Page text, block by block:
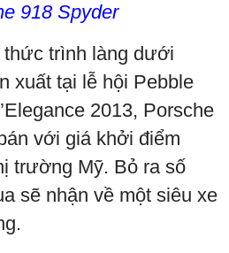
918 Spyder
thức trình làng dưới
xuất tại lễ hội Pebble
2013, Porsche
với giá khởi điểm
trường Mỹ. Bỏ ra số
sẽ nhận về một siêu xe